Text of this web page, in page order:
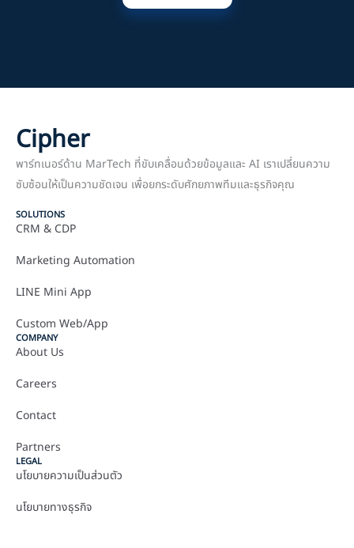
Cipher
พาร์ทเนอร์ด้าน MarTech ที่ขับเคลื่อนด้วยข้อมูลและ AI เราเปลี่ยนความ
ซับซ้อนให้เป็นความชัดเจน เพื่อยกระดับศักยภาพทีมและธุรกิจคุณ
SOLUTIONS
CRM & CDP
Marketing Automation
LINE Mini App
Custom Web/App
COMPANY
About Us
Careers
Contact
Partners
LEGAL
นโยบายความเป็นส่วนตัว
นโยบายทางธุรกิจ